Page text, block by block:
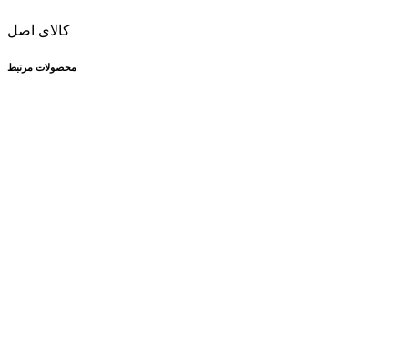
کالای اصل
محصولات مرتبط